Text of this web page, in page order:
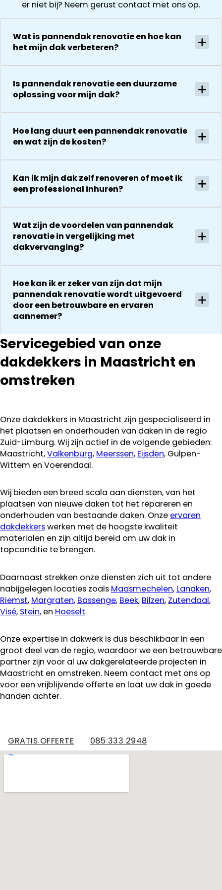
van de
aanrader!
kregen direct
een offerte
uitgewerkt en
na 1 week
herstel. Nu 1
dakdekker
bedanken
voor de
zijn
Het is nog
droog!!! Dus
zeker een 5
zijn
vervolgens
helder en
gedurende
hele proces
goed op de
stand van
De reparatie
gaat
vervolgens
conform
afspraak en
zaken die ze
tegenkomen
worden
gerepareerd
zonder extra
transparant.
er niet bij? Neem gerust contact met ons op.
Wat is pannendak renovatie en hoe kan
het mijn dak verbeteren?
Is pannendak renovatie een duurzame
oplossing voor mijn dak?
Hoe lang duurt een pannendak renovatie
en wat zijn de kosten?
Kan ik mijn dak zelf renoveren of moet ik
een professional inhuren?
Wat zijn de voordelen van pannendak
renovatie in vergelijking met
dakvervanging?
Hoe kan ik er zeker van zijn dat mijn
pannendak renovatie wordt uitgevoerd
door een betrouwbare en ervaren
aannemer?
Servicegebied van onze
dakdekkers in Maastricht en
omstreken
Onze dakdekkers in Maastricht zijn gespecialiseerd in
het plaatsen en onderhouden van daken in de regio
Zuid-Limburg. Wij zijn actief in de volgende gebieden:
Maastricht,Valkenburg, Meerssen, Eijsden, Gulpen-
Wittem en Voerendaal.
Wij bieden een breed scala aan diensten, van het
plaatsen van nieuwe daken tot het repareren en
onderhouden van bestaande daken. Onze ervaren
dakdekkerswerken met de hoogste kwaliteit
materialen en zijn altijd bereid om uw dak in
topconditie te brengen.
Daarnaast strekken onze diensten zich uit tot andere
nabijgelegen locaties zoals Maasmechelen, Lanaken,
Riemst, Margraten, Bassenge, Beek, Bilzen, Zutendaal,
Visé, Stein, en Hoeselt.
Onze expertise in dakwerk is dus beschikbaar in een
groot deel van de regio, waardoor we een betrouwbare
partner zijn voor al uw dakgerelateerde projecten in
Maastricht en omstreken. Neem contact met ons op
voor een vrijblijvende offerte en laat uw dak in goede
handen achter.
GRATIS OFFERTE 085 333 2948